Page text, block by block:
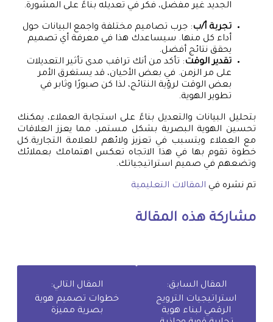
الجديد غير مفضل، فكر في تعديله بناءً على المشورة.
تجربة أ/ب: جرب تصاميم مختلفة واجمع البيانات حول
أداء كل منها. سيساعدك هذا في معرفة أي تصميم
يحقق نتائج أفضل.
تقدير الوقت: تأكد من أنك تراقب مدى تأثير التعديلات
على مر الزمن. في بعض الأحيان، قد يستغرق الأمر
بعض الوقت لرؤية النتائج، لذا كن صبورًا وثابر في
تطوير الهوية.
بتحليل البيانات والتعديل بناءً على استجابة العملاء، يمكنك
تحسين الهوية البصرية بشكل مستمر، مما يعزز العلاقات
مع العملاء ويتسبب في تعزيز ولائهم للعلامة التجارية.كل
خطوة تقوم بها في هذا الاتجاه تعكس اهتمامك بعملائك
وتضعهم في صميم استراتيجياتك.
تم نشره في المقالات التعليمية
مشاركة هذه المقالة
المقال السابق:
استراتيجيات الترويج
الرقمي لبناء هوية
المقال التالي:
خطوات تصميم هوية
بصرية مميزة